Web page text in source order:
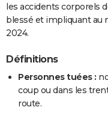
les accidents corporels
blessé et impliquant au
2024.
Définitions
Personnes tuées :
coup ou dans les
route.